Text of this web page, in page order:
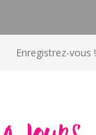
Enregistrez-vous !